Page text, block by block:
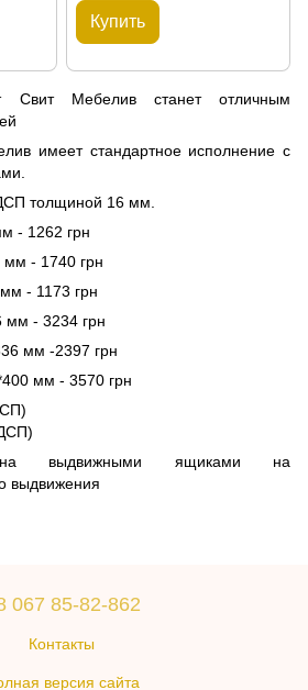
Купить
Свит Мебелив станет отличным
имеет стандартное исполнение с
толщиной 16 мм.
- 1262 грн
- 1740 грн
- 1173 грн
- 3234 грн
мм -2397 грн
мм - 3570 грн
выдвижными ящиками на
выдвижения
067 85-82-862
Контакты
версия сайта